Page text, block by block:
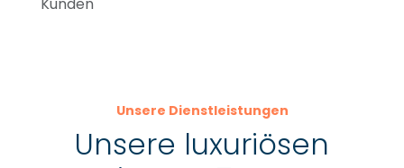
Unsere luxuriösen
privaten Touren